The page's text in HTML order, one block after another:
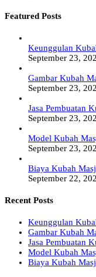
Featured Posts
Keunggulan
September 23,
Gambar Kubah
September 23,
Jasa Pembuatan
September 23,
Model Kubah
September 23,
Biaya Kubah
September 22,
Recent Posts
Keunggulan
Gambar Kubah
Jasa Pembuatan
Model Kubah
Biaya Kubah